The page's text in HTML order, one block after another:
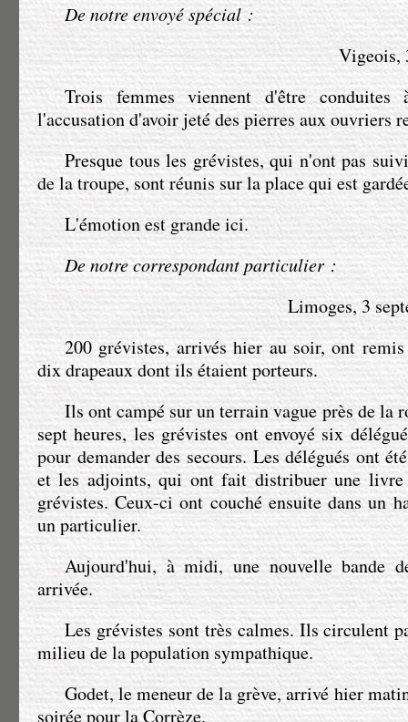
De notre envoyé spécial :
Vigeois,
Trois femmes viennent d'être
l'accusation d'avoir jeté des pierres aux ouvriers
Presque tous les grévistes, qui n'ont pas
de la troupe, sont réunis sur la place qui est
L'émotion est grande ici.
De notre correspondant particulier :
Limoges, 3
200 grévistes, arrivés hier au soir, ont
dix drapeaux dont ils étaient porteurs.
Ils ont campé sur un terrain vague près de la
sept heures, les grévistes ont envoyé six
pour demander des secours. Les délégués ont
et les adjoints, qui ont fait distribuer une
grévistes. Ceux-ci ont couché ensuite dans un
un particulier.
Aujourd'hui, à midi, une nouvelle bande
arrivée.
Les grévistes sont très calmes. Ils circulent
milieu de la population sympathique.
Godet, le meneur de la grève, arrivé hier
soirée pour la Corrèze.